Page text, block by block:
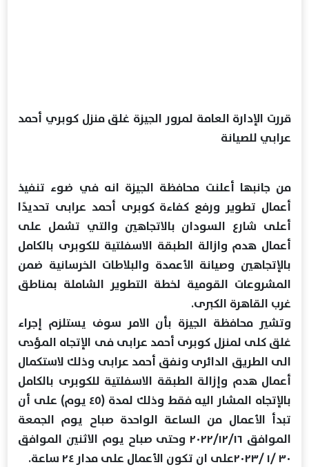
قررت الإدارة العامة لمرور الجيزة غلق منزل كوبري أحمد
عرابي للصيانة
من جانبها أعلنت محافظة الجيزة انه في ضوء تنفيذ
أعمال تطوير ورفع كفاءة كوبرى أحمد عرابى تحديدًا
أعلى شارع السودان بالاتجاهين والتي تشمل على
أعمال هدم وازالة الطبقة الاسفلتية للكوبرى بالكامل
بالإتجاهين وصيانة الأعمدة والبلاطات الخرسانية ضمن
المشروعات القومية لخطة التطوير الشاملة بمناطق
غرب القاهرة الكبرى.
وتشير محافظة الجيزة بأن الامر سوف يستلزم إجراء
غلق كلى لمنزل كوبرى أحمد عرابى فى الإتجاه المؤدى
الى الطريق الدائرى ونفق أحمد عرابى وذلك لاستكمال
أعمال هدم وإزالة الطبقة الاسفلتية للكوبرى بالكامل
بالإتجاه المشار اليه فقط وذلك لمدة (٤٥ يوم) على أن
تبدأ الأعمال من الساعة الواحدة صباح يوم الجمعة
الموافق ۲۰۲۲/۱۲/۱٦ وحتى صباح يوم الاثنين الموافق
٣٠ /١ /٢٠٢٣على ان تكون الأعمال على مدار ٢٤ ساعة.